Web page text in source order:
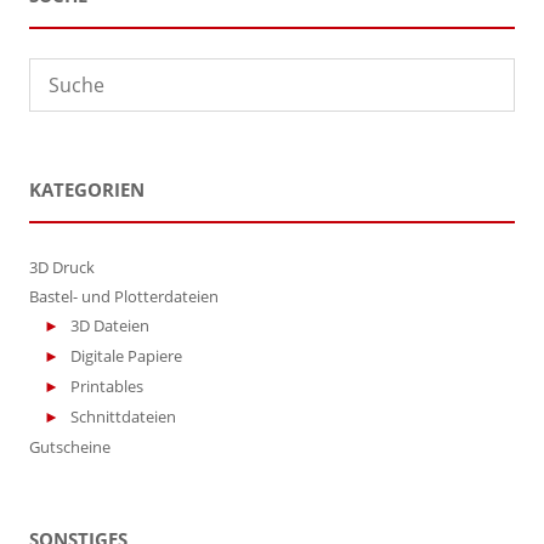
Optionen
auf
gewählt
KATEGORIEN
3D Druck
Bastel- und Plotterdateien
3D Dateien
Digitale Papiere
Printables
Schnittdateien
Gutscheine